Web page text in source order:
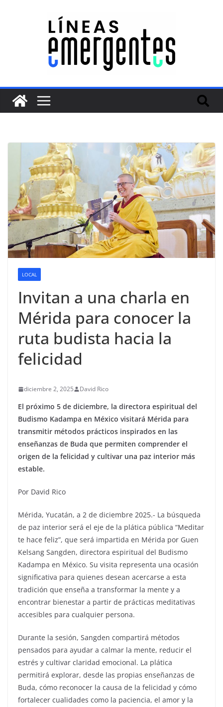
LOCAL
Invitan a una charla en
Mérida para conocer la
ruta budista hacia la
felicidad
diciembre 2, 2025 David Rico
El próximo 5 de diciembre, la directora espiritual del
Budismo Kadampa en México visitará Mérida para
transmitir métodos prácticos inspirados en las
enseñanzas de Buda que permiten comprender el
origen de la felicidad y cultivar una paz interior más
estable.
Por David Rico
Mérida, Yucatán, a 2 de diciembre 2025.- La búsqueda
de paz interior será el eje de la plática pública “Meditar
te hace feliz”, que será impartida en Mérida por Guen
Kelsang Sangden, directora espiritual del Budismo
Kadampa en México. Su visita representa una ocasión
significativa para quienes desean acercarse a esta
tradición que enseña a transformar la mente y a
encontrar bienestar a partir de prácticas meditativas
accesibles para cualquier persona.
Durante la sesión, Sangden compartirá métodos
pensados para ayudar a calmar la mente, reducir el
estrés y cultivar claridad emocional. La plática
permitirá explorar, desde las propias enseñanzas de
Buda, cómo reconocer la causa de la felicidad y cómo
fortalecer cualidades como la paciencia, el amor y la